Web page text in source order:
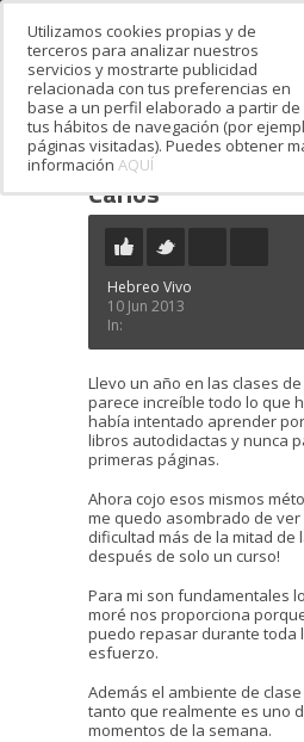
Estás en:
Carlos
Hebreo Vivo
10 Jun 2013
In:
Llevo un año en las clases
parece increíble todo lo que
había intentado aprender
libros autodidactas y nunca
primeras páginas.
Ahora cojo esos mismos
me quedo asombrado de
dificultad más de la mitad de
después de solo un curso!
Para mi son fundamentales
moré nos proporciona
puedo repasar durante toda
esfuerzo.
Además el ambiente de
tanto que realmente es uno
momentos de la semana.
Utilizamos cookies propias y de
terceros para analizar nuestros
servicios y mostrarte publicidad
relacionada con tus preferencias en
base a un perfil elaborado a partir de
tus hábitos de navegación (por
páginas visitadas). Puedes obtener
información AQUÍ